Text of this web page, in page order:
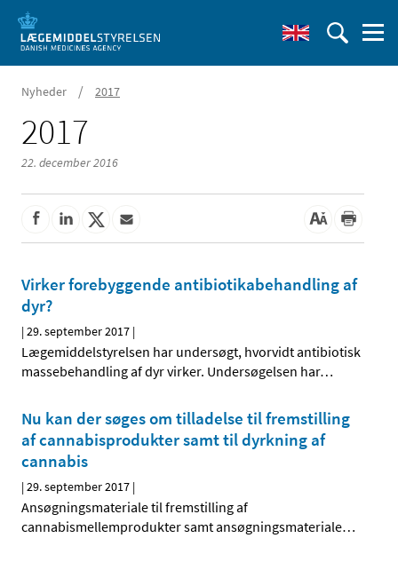
Nyheder / 2017
2017
22. december 2016
Virker forebyggende antibiotikabehandling af
dyr?
|29. september 2017 |
Lægemiddelstyrelsen har undersøgt, hvorvidt antibiotisk
massebehandling af dyr virker. Undersøgelsen har…
Nu kan der søges om tilladelse til fremstilling
af cannabisprodukter samt til dyrkning af
cannabis
|29. september 2017 |
Ansøgningsmateriale til fremstilling af
cannabismellemprodukter samt ansøgningsmateriale…